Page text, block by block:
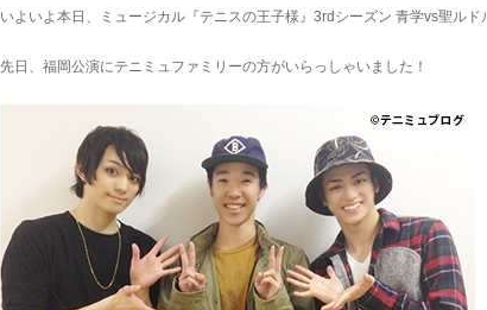
いよいよ本日、ミュージカル『テニスの王子様』3rdシーズン 青学vs聖ルド
先日、福岡公演にテニミュファミリーの方がいらっしゃいました！